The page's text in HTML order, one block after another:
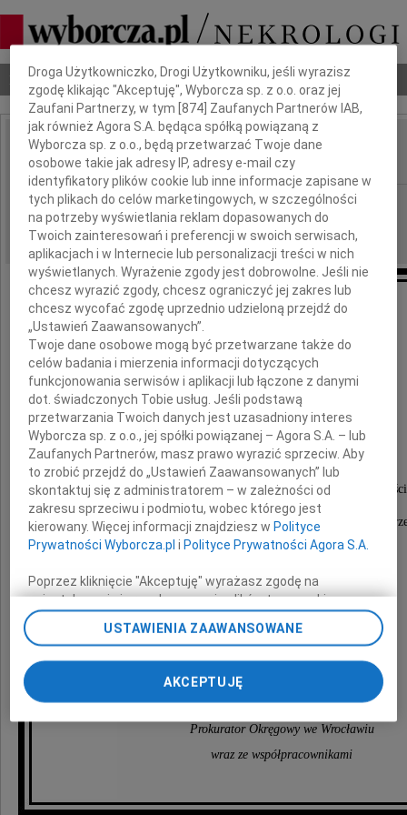
Nekrologi Odeszli Poradnik pogrzebowy
IMIĘ I NAZWISKO: Zofia Greczanik
REGION: Wrocław
DATA EMISJI: 01.07.2010
przyjęliśmy wiadomość o śmierci
Pani
Zofii Greczanik
Kierownika Sekretariatu
Prokuratury Rejonowej dla Wrocławia-
Na zawsze pozostanie w naszej pamięci jako Osoba
sumienna i pełna życiowej ekspresji.
Wyrazy współczucia i szczerego żalu
najbliższej Rodzinie
Prokurator Okręgowy we Wrocławiu
wraz ze współpracownikami
Dbamy o Twoją prywatność
Droga Użytkowniczko, Drogi Użytkowniku, jeśli wyrazisz
zgodę klikając "Akceptuję", Wyborcza sp. z o.o. oraz jej
Zaufani Partnerzy, w tym [874 ] Zaufanych Partnerów IAB,
jak również Agora S.A. będąca spółką powiązaną z
Wyborcza sp. z o.o., będą przetwarzać Twoje dane
osobowe takie jak adresy IP, adresy e-mail czy
identyfikatory plików cookie lub inne informacje zapisane w
tych plikach do celów marketingowych, w szczególności
na potrzeby wyświetlania reklam dopasowanych do
Twoich zainteresowań i preferencji w swoich serwisach,
aplikacjach i w Internecie lub personalizacji treści w nich
wyświetlanych. Wyrażenie zgody jest dobrowolne. Jeśli nie
chcesz wyrazić zgody, chcesz ograniczyć jej zakres lub
chcesz wycofać zgodę uprzednio udzieloną przejdź do
„Ustawień Zaawansowanych”.
Twoje dane osobowe mogą być przetwarzane także do
celów badania i mierzenia informacji dotyczących
funkcjonowania serwisów i aplikacji lub łączone z danymi
dot. świadczonych Tobie usług. Jeśli podstawą
przetwarzania Twoich danych jest uzasadniony interes
Wyborcza sp. z o.o., jej spółki powiązanej – Agora S.A. – lub
Zaufanych Partnerów, masz prawo wyrazić sprzeciw. Aby
to zrobić przejdź do „Ustawień Zaawansowanych” lub
skontaktuj się z administratorem – w zależności od
zakresu sprzeciwu i podmiotu, wobec którego jest
kierowany. Więcej informacji znajdziesz w Polityce
Prywatności Wyborcza.pl i Polityce Prywatności Agora S.A.
Poprzez kliknięcie "Akceptuję" wyrażasz zgodę na
zainstalowanie i przechowywanie plików typu cookie
Wyborczej sp. z o. o. jej Zaufanych Partnerów i Agora S.A.
na Twoim urządzeniu końcowym. Możesz też w każdej
ponownie wywołując narzędzie do zarządzania Twoimi
preferencjami dot. przetwarzania danych poprzez
przechodząc do sekcji „Ustawienia zaawansowane”.
My, nasi Zaufani Partnerzy i Agora S.A. możemy
USTAWIENIA ZAAWANSOWANE
AKCEPTUJĘ